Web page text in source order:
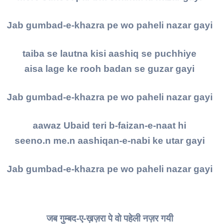
Jab gumbad-e-khazra pe wo paheli nazar gayi
taiba se lautna kisi aashiq se puchhiye
aisa lage ke rooh badan se guzar gayi
Jab gumbad-e-khazra pe wo paheli nazar gayi
aawaz Ubaid teri b-faizan-e-naat hi
seeno.n me.n aashiqan-e-nabi ke utar gayi
Jab gumbad-e-khazra pe wo paheli nazar gayi
जब गुम्बद-ए-ख़ज़रा पे वो पहेली नज़र गयी